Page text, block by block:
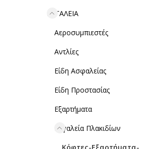
ΕΡΓΑΛΕΙΑ
Αεροσυμπιεστές
Αντλίες
Είδη Ασφαλείας
Είδη Προστασίας
Εξαρτήματα
Εργαλεία Πλακιδίων